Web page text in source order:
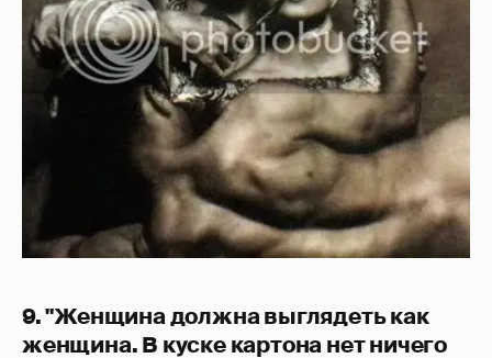
9. "Женщина должна выглядеть как
женщина. В куске картона нет ничего